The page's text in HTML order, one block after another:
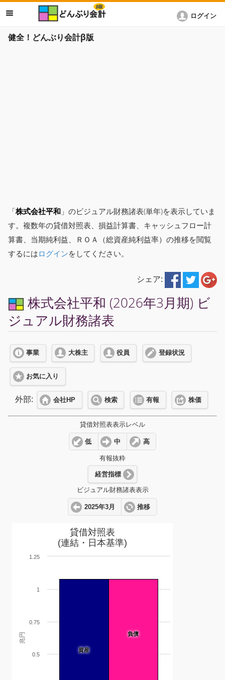
健全！どんぶり会計β版
ログイン
「株式会社平和 」のビジュアル財務諸表(単年)を表示していま
す。複数年の貸借対照表、損益計算書、キャッシュフロー計
算書、当期純利益、ＲＯＡ（総資産純利益率）の推移を閲覧
するにはログインをしてください。
シェア:
株式会社平和 (2026年3月期) ビ
ジュアル財務諸表
事業 大株主 役員 登録状況
お気に入り
外部: 会社HP 検索 有報 株価
貸借対照表表示レベル
低 中 高
有報抜粋
経営指標
ビジュアル財務諸表表示
2025年3月 推移
兆円
貸借対照表
(連結・日本基準)
資産
負債
0.5
0.75
1
1.25